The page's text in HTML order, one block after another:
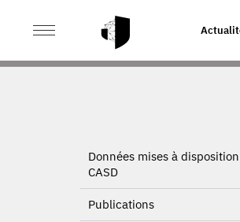
ACCUEIL
Données mises à
CASD
Publications